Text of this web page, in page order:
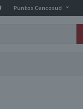
Puntos Cencosud